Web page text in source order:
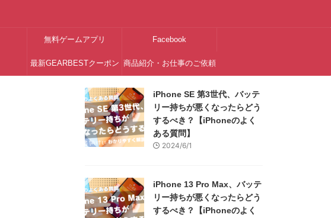
無料ゲームアプリ Facebook
最新GEARBESTクーポン 商品紹介・お仕事のご依頼
iPhone SE 第3世代、バッテ
リー持ちが悪くなったらどう
するべき？【iPhoneのよく
ある質問】
2024/6/1
iPhone 13 Pro Max、バッテ
リー持ちが悪くなったらどう
するべき？【iPhoneのよく